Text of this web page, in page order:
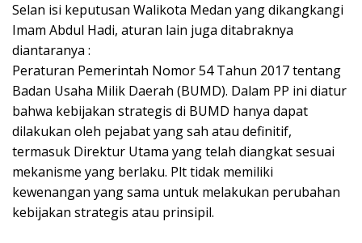
Selan isi keputusan Walikota Medan yang dikangkangi
Imam Abdul Hadi, aturan lain juga ditabraknya
diantaranya :
Peraturan Pemerintah Nomor 54 Tahun 2017 tentang
Badan Usaha Milik Daerah (BUMD). Dalam PP ini diatur
bahwa kebijakan strategis di BUMD hanya dapat
dilakukan oleh pejabat yang sah atau definitif,
termasuk Direktur Utama yang telah diangkat sesuai
mekanisme yang berlaku. Plt tidak memiliki
kewenangan yang sama untuk melakukan perubahan
kebijakan strategis atau prinsipil.